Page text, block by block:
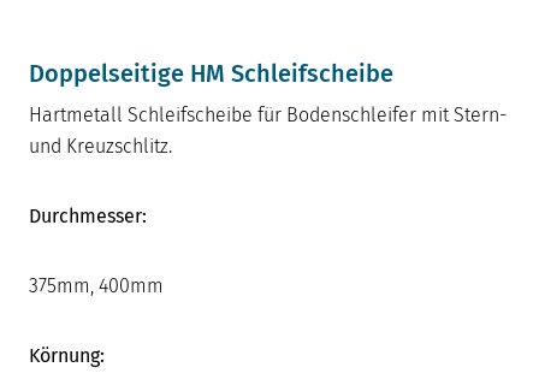
Doppelseitige HM Schleifscheibe
Hartmetall Schleifscheibe für Bodenschleifer mit Stern-
und Kreuzschlitz.
Durchmesser:
375mm, 400mm
Körnung: